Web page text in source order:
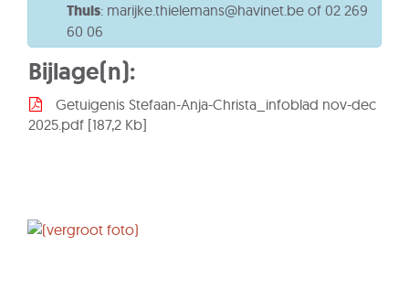
Thuis: marijke.thielemans@havinet.be of 02 269
60 06
Bijlage(n):
Getuigenis Stefaan-Anja-Christa_infoblad nov-dec
2025.pdf 187,2 Kb